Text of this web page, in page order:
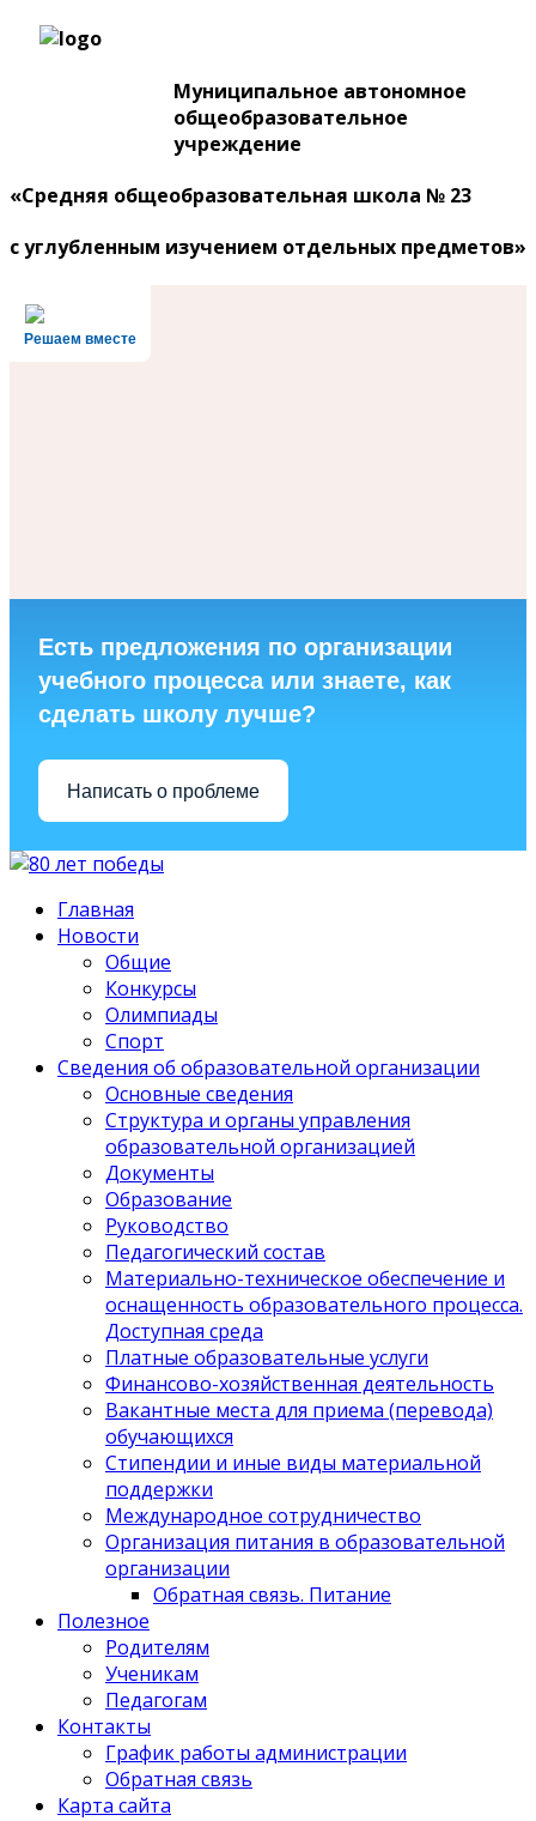
Муниципальное автономное
общеобразовательное
учреждение
«Средняя общеобразовательная школа № 23
с углубленным изучением отдельных предметов»
Решаем вместе
Есть предложения по организации
учебного процесса или знаете, как
сделать школу лучше?
Написать о проблеме
Главная
Новости
Общие
Конкурсы
Олимпиады
Спорт
Сведения об образовательной организации
Основные сведения
Структура и органы управления
образовательной организацией
Документы
Образование
Руководство
Педагогический состав
Материально-техническое обеспечение и
оснащенность образовательного процесса.
Доступная среда
Платные образовательные услуги
Финансово-хозяйственная деятельность
Вакантные места для приема (перевода)
обучающихся
Стипендии и иные виды материальной
поддержки
Международное сотрудничество
Организация питания в образовательной
организации
Обратная связь. Питание
Полезное
Родителям
Ученикам
Педагогам
Контакты
График работы администрации
Обратная связь
Карта сайта